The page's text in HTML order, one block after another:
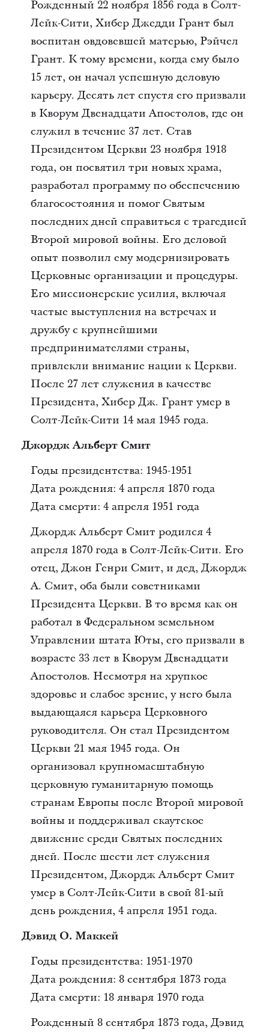
Рожденный 22 ноября 1856 года в Солт-
Лейк-Сити, Хибер Джедди Грант был
воспитан овдовевшей матерью, Рэйчел
Грант. К тому времени, когда ему было
15 лет, он начал успешную деловую
карьеру. Десять лет спустя его призвали
в Кворум Двенадцати Апостолов, где он
служил в течение 37 лет. Став
Президентом Церкви 23 ноября 1918
года, он посвятил три новых храма,
разработал программу по обеспечению
благосостояния и помог Святым
последних дней справиться с трагедией
Второй мировой войны. Его деловой
опыт позволил ему модернизировать
Церковные организации и процедуры.
Его миссионерские усилия, включая
частые выступления на встречах и
дружбу с крупнейшими
предпринимателями страны,
привлекли внимание нации к Церкви.
После 27 лет служения в качестве
Президента, Хибер Дж. Грант умер в
Солт-Лейк-Сити 14 мая 1945 года.
Джордж Альберт Смит
Годы президентства: 1945-1951
Дата рождения: 4 апреля 1870 года
Дата смерти: 4 апреля 1951 года
Джордж Альберт Смит родился 4
апреля 1870 года в Солт-Лейк-Сити. Его
отец, Джон Генри Смит, и дед, Джордж
А. Смит, оба были советниками
Президента Церкви. В то время как он
работал в Федеральном земельном
Управлении штата Юты, его призвали в
возрасте 33 лет в Кворум Двенадцати
Апостолов. Несмотря на хрупкое
здоровье и слабое зрение, у него была
выдающаяся карьера Церковного
руководителя. Он стал Президентом
Церкви 21 мая 1945 года. Он
организовал крупномасштабную
церковную гуманитарную помощь
странам Европы после Второй мировой
войны и поддерживал скаутское
движение среди Святых последних
дней. После шести лет служения
Президентом, Джордж Альберт Смит
умер в Солт-Лейк-Сити в свой 81-ый
день рождения, 4 апреля 1951 года.
Дэвид О. Маккей
Годы президентства: 1951-1970
Дата рождения: 8 сентября 1873 года
Дата смерти: 18 января 1970 года
Рожденный 8 сентября 1873 года, Дэвид